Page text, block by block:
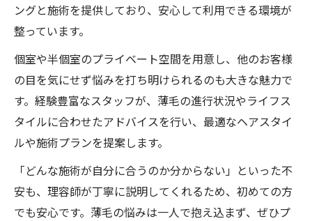
ングと施術を提供しており、安心して利用できる環境が
整っています。
個室や半個室のプライベート空間を用意し、他のお客様
の目を気にせず悩みを打ち明けられるのも大きな魅力で
す。経験豊富なスタッフが、薄毛の進行状況やライフス
タイルに合わせたアドバイスを行い、最適なヘアスタイ
ルや施術プランを提案します。
「どんな施術が自分に合うのか分からない」といった不
安も、理容師が丁寧に説明してくれるため、初めての方
でも安心です。薄毛の悩みは一人で抱え込まず、ぜひプ